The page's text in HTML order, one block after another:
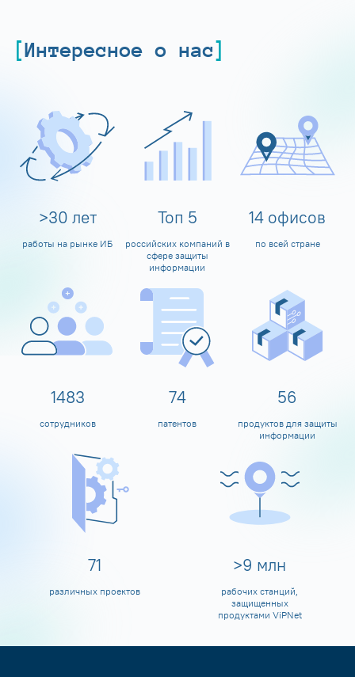
Интересное о нас
>30 лет
работы на рынке ИБ
Топ 5
российских компаний в
сфере защиты
информации
14 офисов
по всей стране
1599
сотрудников
80
патентов
60
продуктов для защиты
информации
80
различных проектов
>10 млн
рабочих станций,
защищенных
продуктами ViPNet